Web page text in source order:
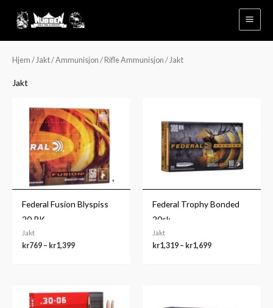
Hjem /Jakt/Ammunisjon / Rifle Ammunisjon / Jakt
Jakt
Federal Fusion Blyspiss
20.PK
Jakt
kr769 – kr1,399
kr769
til
kr1,399
Federal Trophy Bonded
20sk.
Jakt
kr1,319 – kr1,699
til
kr1,699
kr969